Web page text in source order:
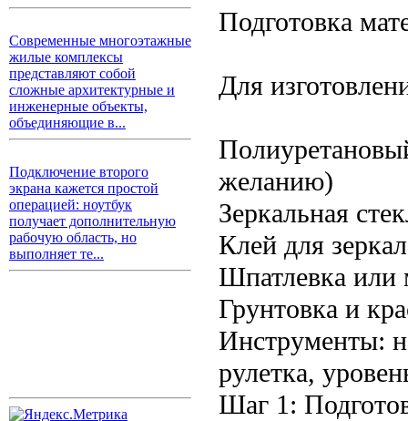
Современные многоэтажные
жилые комплексы
представляют собой
сложные архитектурные и
инженерные объекты,
объединяющие в...
Подключение второго
экрана кажется простой
операцией: ноутбук
получает дополнительную
рабочую область, но
выполняет те...
Подготовка
Для
желанию)
Зеркальная
Клей для
Шпатлевка или
Грунтовка и
Инструменты:
рулетка,
Шаг 1: